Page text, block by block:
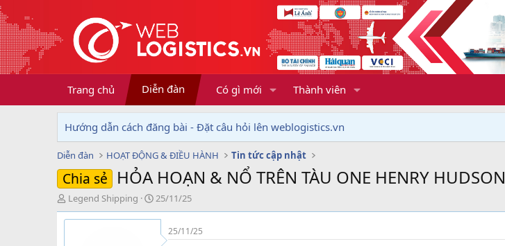
Trang chủ Diễn đàn Có gì mới Thành viên
Hướng dẫn cách đăng bài - Đặt câu hỏi lên weblogistics.vn
Diễn đàn HOẠT ĐỘNG & ĐIỀU HÀNH Tin tức cập nhật
Chia sẻ HỎA HOẠN & NỔ TRÊN TÀU ONE HENRY HUDSON
T
h
r
Legend Shipping
N
g
à
25/11/25
25/11/25